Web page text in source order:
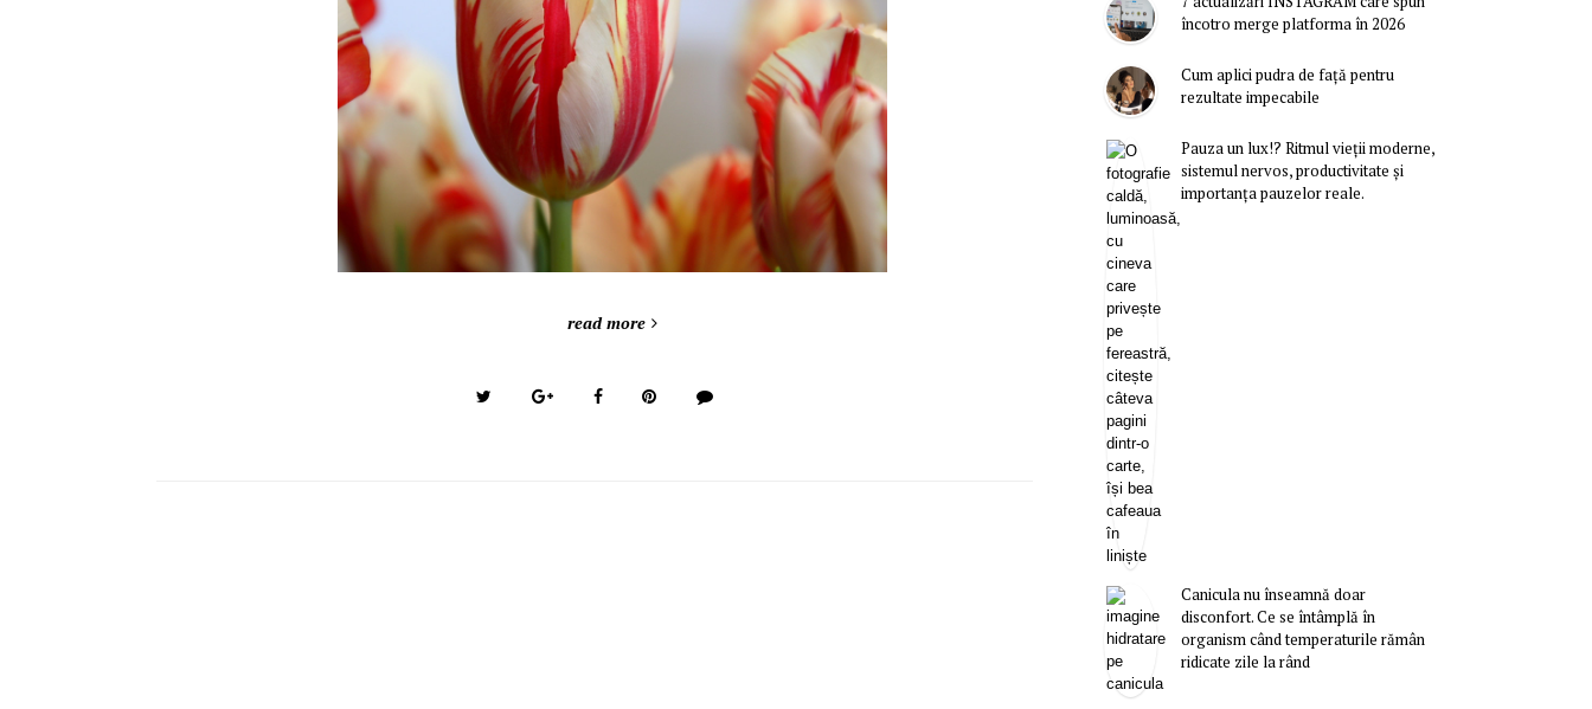
read more
încotro merge platforma în 2026
Cum aplici pudra de față pentru
rezultate impecabile
Pauza un lux!? Ritmul vieții moderne,
sistemul nervos, productivitate și
importanța pauzelor reale.
Canicula nu înseamnă doar
disconfort. Ce se întâmplă în
organism când temperaturile rămân
ridicate zile la rând